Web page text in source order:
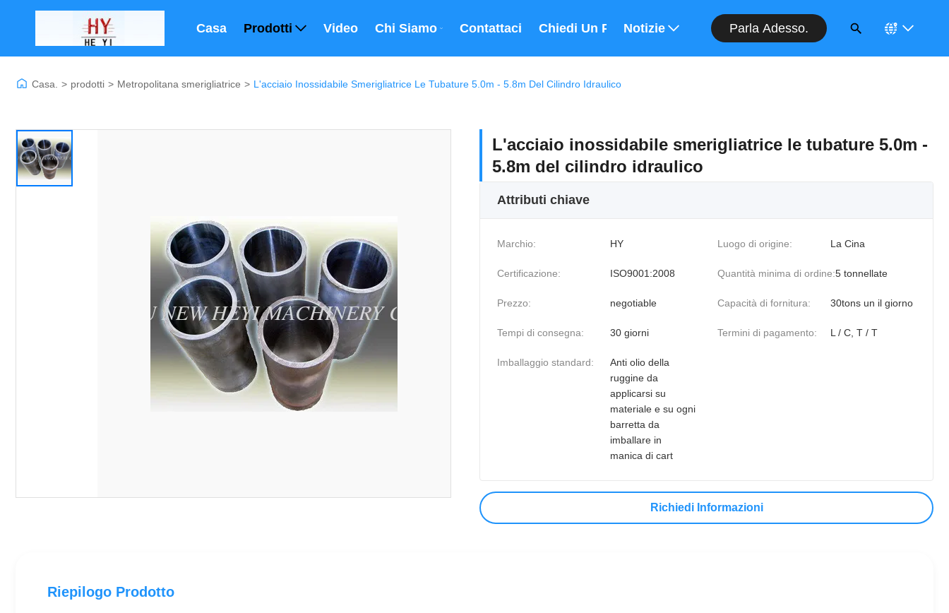
Casa Prodotti Video Chi Siamo Contattaci Chiedi Un Preventivo
Notizie Parla Adesso.
Casa. > prodotti > Metropolitana smerigliatrice > L'acciaio Inossidabile Smerigliatrice Le Tubature 5.0m - 5.8m Del Cilindro Idraulico
L'acciaio inossidabile smerigliatrice le tubature 5.0m -
5.8m del cilindro idraulico
Attributi chiave
Marchio: HY Luogo di origine: La Cina
Certificazione: ISO9001:2008 Quantità minima di ordine:5 tonnellate
Prezzo: negotiable Capacità di fornitura: 30tons un il giorno
Tempi di consegna: 30 giorni Termini di pagamento: L / C, T / T
Imballaggio standard:
Anti olio della
ruggine da
applicarsi su
materiale e su ogni
barretta da
imballare in
manica di cart
Richiedi Informazioni
Riepilogo Prodotto